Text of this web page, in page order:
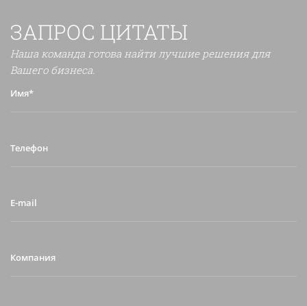
ЗАПРОС ЦИТАТЫ
Наша команда готова найти лучшие решения для
Вашего бизнеса.
Имя*
Телефон
E-
Компания